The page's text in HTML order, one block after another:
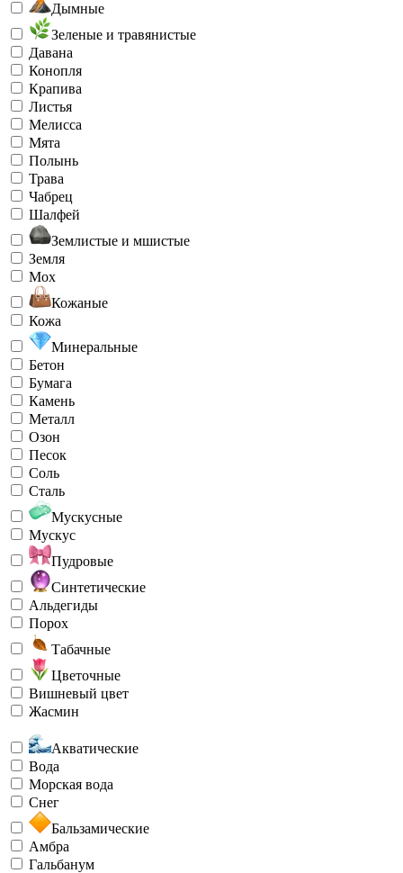
Дымные
Зеленые и травянистые
Давана
Конопля
Крапива
Листья
Мелисса
Мята
Полынь
Трава
Чабрец
Шалфей
Землистые и мшистые
Земля
Мох
Кожаные
Кожа
Минеральные
Бетон
Бумага
Камень
Металл
Озон
Песок
Соль
Сталь
Мускусные
Мускус
Пудровые
Синтетические
Альдегиды
Порох
Табачные
Цветочные
Вишневый цвет
Жасмин
Акватические
Вода
Морская вода
Снег
Бальзамические
Амбра
Гальбанум